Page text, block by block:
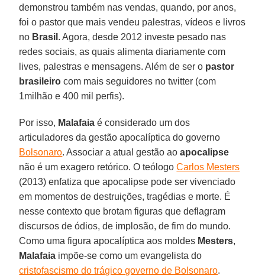
demonstrou também nas vendas, quando, por anos,
foi o pastor que mais vendeu palestras, vídeos e livros
no Brasil . Agora, desde 2012 investe pesado nas
redes sociais, as quais alimenta diariamente com
lives, palestras e mensagens. Além de ser o pastor
brasileiro com mais seguidores no twitter (com
1milhão e 400 mil perfis).
Por isso, Malafaia é considerado um dos
articuladores da gestão apocalíptica do governo
Bolsonaro. Associar a atual gestão aoapocalipse
não é um exagero retórico. O teólogoCarlos Mesters
(2013) enfatiza que apocalipse pode ser vivenciado
em momentos de destruições, tragédias e morte. É
nesse contexto que brotam figuras que deflagram
discursos de ódios, de implosão, de fim do mundo.
Como uma figura apocalíptica aos moldes Mesters,
Malafaia impõe-se como um evangelista do
cristofascismo do trágico governo de Bolsonaro.